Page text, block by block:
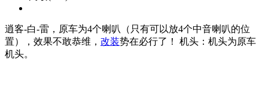
逍客-白-雷，原车为4个喇叭（只有可以放4个中音喇叭的位
置），效果不敢恭维， 改装势在必行了！ 机头：机头为原车
机头。